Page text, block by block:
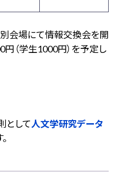
会場にて情報交換会を開
円（学生1000円）を予定し
として人文学研究データ